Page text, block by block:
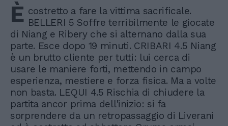
È costretto a fare la vittima sacrificale.
BELLERI 5 Soffre terribilmente le giocate
di Niang e Ribery che si alternano dalla sua
parte. Esce dopo 19 minuti. CRIBARI 4.5 Niang
è un brutto cliente per tutti: lui cerca di
usare le maniere forti, mettendo in campo
esperienza, mestiere e forza fisica. Ma a volte
non basta. LEQUI 4.5 Rischia di chiudere la
partita ancor prima dell'inizio: si fa
sorprendere da un retropassaggio di Liverani